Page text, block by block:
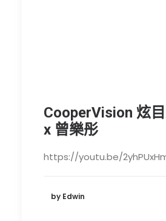
CooperVision 炫
x 曾樂彤
https://youtu.be/
by Edwin